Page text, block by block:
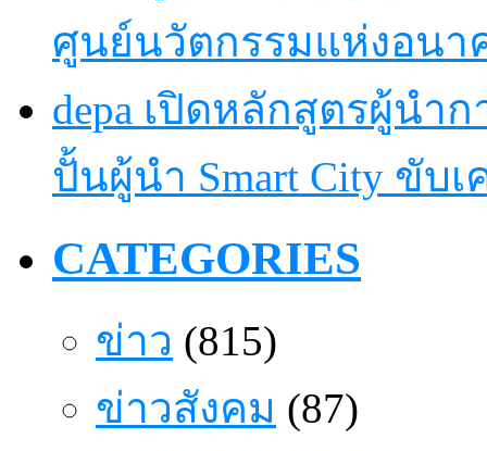
ศูนย์นวัตกรรมแห่งอนา
depa เปิดหลักสูตรผู้นำ
ปั้นผู้นำ Smart City ขับ
CATEGORIES
ข่าว (815)
ข่าวสังคม (87)